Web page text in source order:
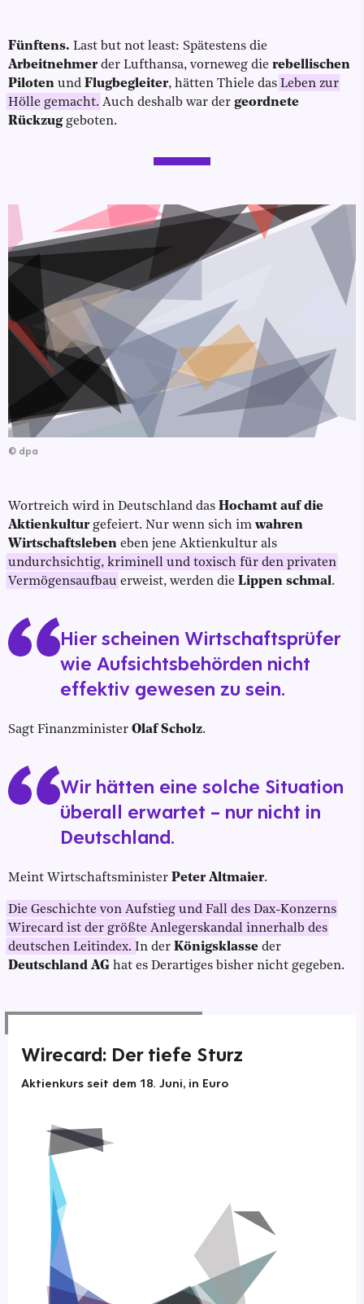
Fünftens. Last but not least: Spätestens die
Arbeitnehmerder Lufthansa, vorneweg die rebellischen
Piloten und Flugbegleiter, hätten Thiele das Leben zur
Hölle gemacht. Auch deshalb war der geordnete
Rückzug geboten.
© dpa
Wortreich wird in Deutschland das Hochamt auf die
Aktienkulturgefeiert. Nur wenn sich im wahren
Wirtschaftsleben eben jene Aktienkultur als
undurchsichtig, kriminell und toxisch für den privaten
Vermögensaufbau erweist, werden die Lippen schmal.
Hier scheinen Wirtschaftsprüfer
wie Aufsichtsbehörden nicht
effektiv gewesen zu sein.
Sagt Finanzminister Olaf Scholz.
Wir hätten eine solche Situation
überall erwartet – nur nicht in
Deutschland.
Meint Wirtschaftsminister Peter Altmaier.
Die Geschichte von Aufstieg und Fall des Dax-Konzerns
Wirecard ist der größte Anlegerskandal innerhalb des
deutschen Leitindex. In der Königsklasse der
Deutschland AG hat es Derartiges bisher nicht gegeben.
Wirecard: Der tiefe Sturz
Aktienkurs seit dem 18. Juni, in Euro